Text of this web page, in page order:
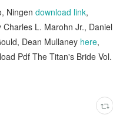
Ningen download link,
L. Marohn Jr., Daniel
Dean Mullaney here,
Pdf The Titan's Bride Vol.